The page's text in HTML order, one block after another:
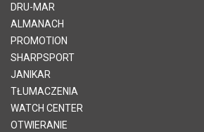
DRU-MAR
ALMANACH
PROMOTION
SHARPSPORT
JANIKAR
TŁUMACZENIA
WATCH CENTER
OTWIERANIE